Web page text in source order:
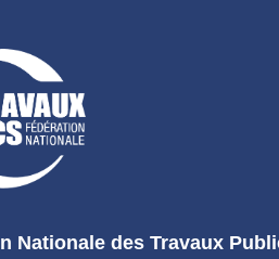
Nationale des Travaux